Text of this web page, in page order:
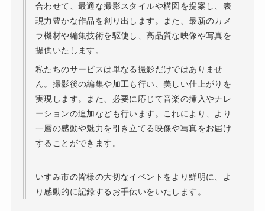
合わせて、最適な撮影スタイルや構図を提案し、表
現力豊かな作品を創り出します。また、最新のカメ
ラ機材や編集技術を駆使し、高品質な映像や写真を
提供いたします。
私たちのサービスは単なる撮影だけではありませ
ん。撮影後の編集や加工も行い、美しい仕上がりを
実現します。また、必要に応じて音楽の挿入やナレ
ーションの追加なども行います。これにより、より
一層の感動や魅力を引き立てる映像や写真をお届け
することができます。
いすみ市の皆様の大切なイベントをより鮮明に、よ
り感動的に記録するお手伝いをいたします。